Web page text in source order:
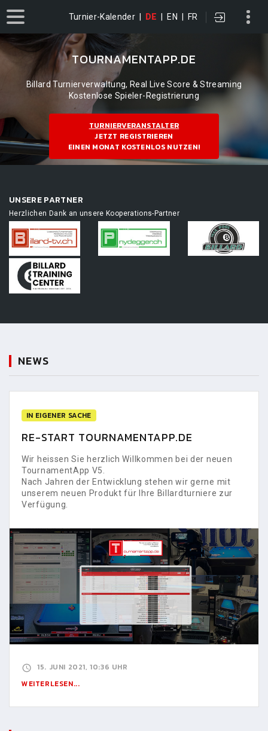
Turnier-Kalender DE EN FR
TOURNAMENTAPP.DE
Billard Turnierverwaltung, Real Live Score & Streaming
Kostenlose Spieler-Registrierung
TURNIERVERANSTALTER
JETZT REGISTRIEREN
EINEN MONAT KOSTENLOS NUTZEN!
UNSERE PARTNER
Herzlichen Dank an unsere Kooperations-Partner
NEWS
IN EIGENER SACHE
RE-START TOURNAMENTAPP.DE
Wir heissen Sie herzlich Willkommen bei der neuen
TournamentApp V5.
Nach Jahren der Entwicklung stehen wir gerne mit
unserem neuen Produkt für Ihre Billardturniere zur
Verfügung.
15. JUNI 2021, 10:36 UHR
WEITERLESEN...